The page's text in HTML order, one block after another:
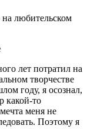
любительском
лет потратил на
творчестве
году, я осознал,
какой-то
меня не
Поэтому я